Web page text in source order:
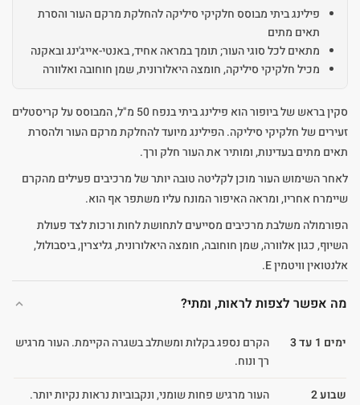
פילינג ביתי מבוסס חלקיקי סיליקה להחלקת מרקם העור והסרת
תאים מתים
מתאים לכל סוגי העור; תומך במראה אחיד, באנטי-אייג'ינג ובאקנה
מכיל חלקיקי סיליקה, חומצה היאלורונית, שמן חוחובה ואלוורה
סקין בראש של ביופור הוא פילינג ביתי בנפח 50 מ"ל, המבוסס על קריסטלים
זעירים של חלקיקי סיליקה. הפילינג מיועד להחלקת מרקם העור ולהסרת
תאים מתים בעדינות, ומותיר את העור חלק ורך.
לאחר השימוש העור מוכן לקליטה טובה יותר של מרכיבים פעילים מהקרם
שיימרח אחריו, ומראה האיפור המונח עליו משתפר אף הוא.
הפורמולה משלבת מרכיבים מסייעים לתחושת לחות ורכות לצד פעולת
השיוף, כגון אלוורה, שמן חוחובה, חומצה היאלורונית, גליצרין, ביסבולול,
אלנטואין וויטמין E.
מה אפשר לצפות לראות, ומתי?
ימים 1 עד 3
הקרם נספג בקלות ומשתלב בשגרה הקיימת. העור מרגיש
רך ונוח.
שבוע 2
העור מרגיש פחות שומני, ונקבוביות נראות נקיות יותר.